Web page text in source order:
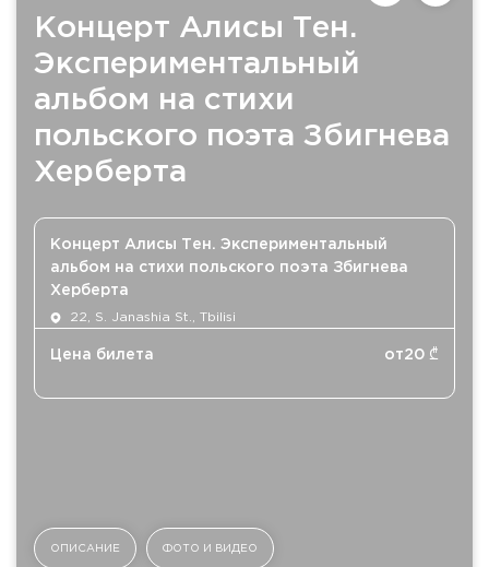
Концерт Алисы Тен.
Экспериментальный
альбом на стихи
польского поэта Збигнева
Херберта
Концерт Алисы Тен. Экспериментальный
альбом на стихи польского поэта Збигнева
Херберта
22, S. Janashia St., Tbilisi
Цена билета от20 ₾
ОПИСАНИЕ ФОТО И ВИДЕО